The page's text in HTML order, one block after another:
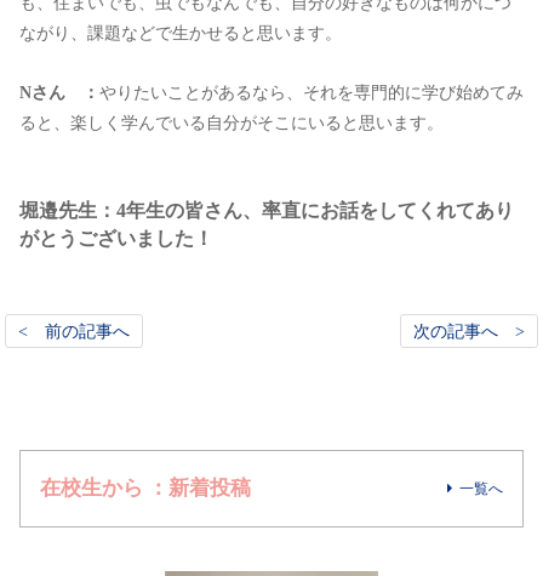
ながり、課題などで生かせると思います。
Nさん ： やりたいことがあるなら、それを専門的に学び始めてみ
ると、楽しく学んでいる自分がそこにいると思います。
堀邉先生：4年生の皆さん、率直にお話をしてくれてあり
がとうございました！
< 前の記事へ 次の記事へ >
在校生から ：新着投稿 一覧へ